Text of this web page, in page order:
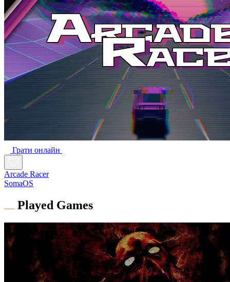
Грати онлайн
Arcade Racer
SomaOS
Played Games